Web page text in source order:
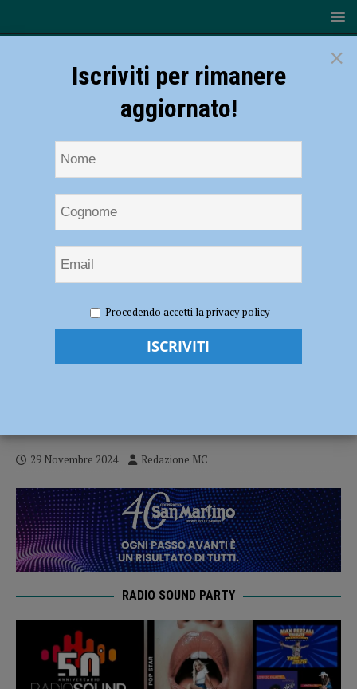
Castello” a San Giorgio Piacentino, rassegna tutta al femminile dal 30
novembre 2024 all’1 marzo 2025
“Scrittrici in Castello” a San Giorgio
29 Novembre 2024 Redazione MC
RADIO SOUND PARTY
×
Iscriviti per rimanere
aggiornato!
Procedendo accetti la privacy policy